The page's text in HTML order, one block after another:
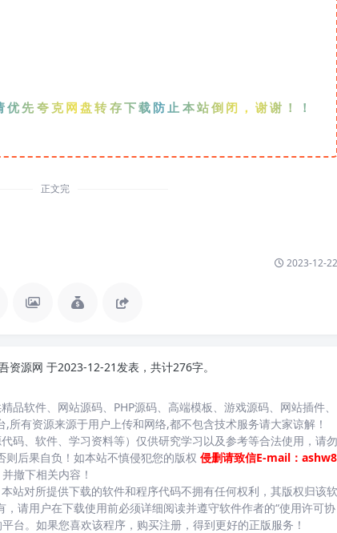
克网盘转存下载防止本站倒闭，谢谢！！！
正文完
2023-12-22
资源网 于2023-12-21发表，共计276字。
品软件、网站源码、PHP源码、高端模板、游戏源码、网站插件、
所有资源来源于用户上传和网络,都不包含技术服务请大家谅解！
码、软件、学习资料等）仅供研究学习以及参考等合法使用，请勿
则后果自负！如本站不慎侵犯您的版权 侵删请致信E-mail：ashw8
撤下相关内容！
站对所提供下载的软件和程序代码不拥有任何权利，其版权归该软
请用户在下载使用前必须详细阅读并遵守软件作者的“使用许可协
台。如果您喜欢该程序，购买注册，得到更好的正版服务！